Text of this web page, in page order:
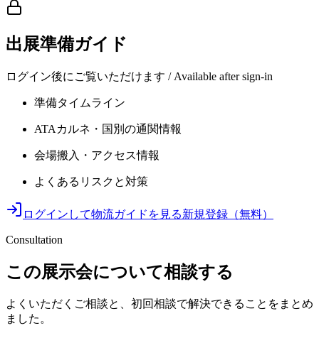
出展準備ガイド
ログイン後にご覧いただけます / Available after sign-in
準備タイムライン
ATAカルネ・国別の通関情報
会場搬入・アクセス情報
よくあるリスクと対策
ログインして物流ガイドを見る新規登録（無料）
Consultation
この展示会について相談する
よくいただくご相談と、初回相談で解決できることをまとめ
ました。